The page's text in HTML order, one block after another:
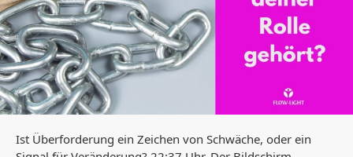
Ist Überforderung ein Zeichen von Schwäche, oder ein